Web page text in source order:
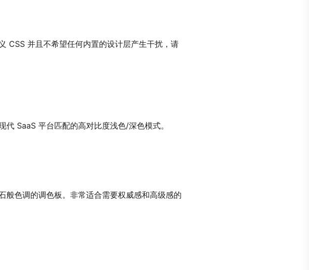
CSS 并且不希望任何内置的设计层产生干扰，请
SaaS 平台匹配的高对比度浅色/深色模式。
般色调的调色板。非常适合需要权威感和高级感的